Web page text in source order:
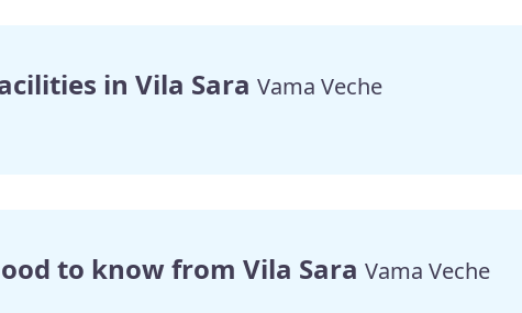
in Vila Sara Vama Veche
to know from Vila Sara Vama Veche